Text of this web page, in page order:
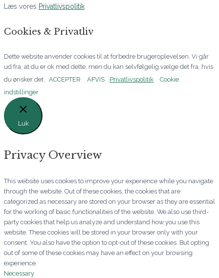
Læs vores Privatlivspolitik
Cookies & Privatliv
Dette website anvender cookies til at forbedre brugeroplevelsen. Vi går
ud fra, at du er ok med dette, men du kan selvfølgelig vælge det fra, hvis
du ønsker det. ACCEPTER AFVIS Privatlivspolitik
Cookie
indstillinger
Luk
Privacy Overview
This website uses cookies to improve your experience while you navigate
through the website. Out of these cookies, the cookies that are
categorized as necessary are stored on your browser as they are essential
for the working of basic functionalities of the website. We also use third-
party cookies that help us analyze and understand how you use this
website. These cookies will be stored in your browser only with your
consent. You also have the option to opt-out of these cookies. But opting
out of some of these cookies may have an effect on your browsing
experience.
Necessary